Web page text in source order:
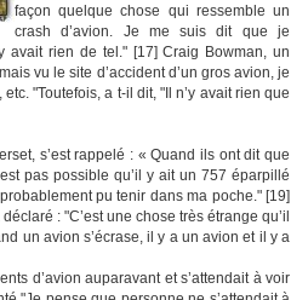
façon quelque chose qui ressemble un
crash d’avion. Je me suis dit que je
avait rien de tel." [17] Craig Bowman, un
vu le site d’accident d’un gros avion, je
"Toutefois, a t-il dit, "Il n’y avait rien que
s’est rappelé : « Quand ils ont dit que
pas possible qu’il y ait un 757 éparpillé
pu tenir dans ma poche." [19]
: "C’est une chose très étrange qu’il
un avion s’écrase, il y a un avion et il y a
d’avion auparavant et s’attendait à voir